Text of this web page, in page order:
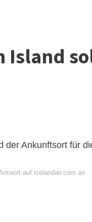
Island
der Ankunftsort für
auf icelandair.com an